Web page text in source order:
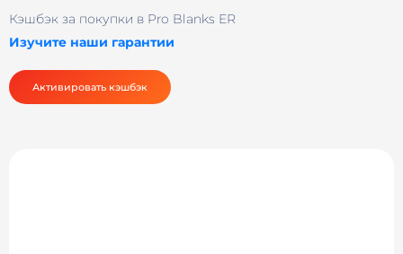
Кэшбэк за покупки в Pro Blanks ER
Изучите наши гарантии
Активировать кэшбэк